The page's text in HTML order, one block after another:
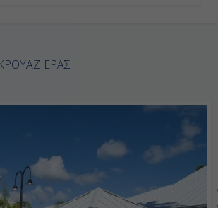
Τζονς Αντίγκουα, Αντίγκουα
8:00